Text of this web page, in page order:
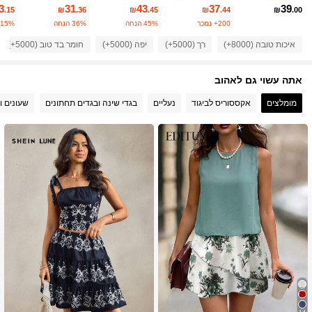
4.85
4.85 451K עוקבים
4.85 451K עוקבים
4.85 451K עוקבים
₪39.00
₪37.44
200+ נמכר
₪43.45
45% הנחה
₪31.36
36% הנחה
.15
15% הנחה
איכות טובה (8000+) רך (5000+) יפה (5000+) חומר בד טוב (5000+)
אתה עשוי גם לאהוב
מומלצים אקססוריס לביגוד נעליים בגדי שינה ובגדים תחתונים שעונים